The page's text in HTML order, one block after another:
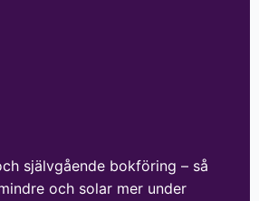
självgående bokföring – så
och solar mer under